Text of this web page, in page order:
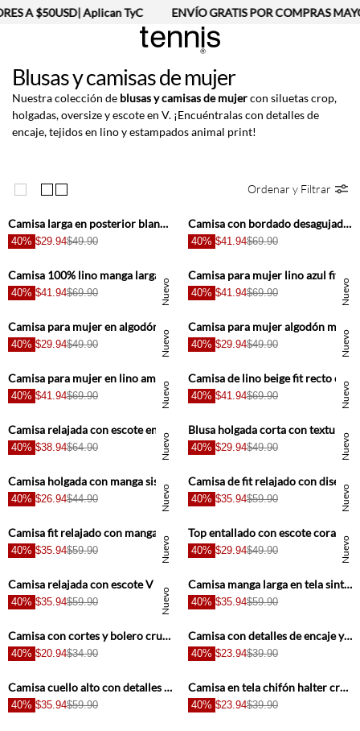
A $50USD| Aplican TyC ENVÍO GRATIS POR COMPRAS
Blusas y camisas de mujer
Nuestra colección de blusas y camisas de mujercon siluetas crop,
holgadas, oversize y escote en V. ¡Encuéntralas con detalles de
encaje, tejidos en lino y estampados animal print!
Ordenar y Filtrar
Camisa larga en posterior blanca para mujer
40% $29.94$49.90
Camisa con bordado desagujado para mujer
40% $41.94$69.90
+
Basicos
Nuevo
Camisa 100% lino manga larga blanca para mujer
40% $41.94$69.90 Nuevo
Camisa para mujer lino azul fit relajado con botones
40% $41.94$69.90
Nuevo
Camisa para mujer en algodón blanco oversize con manga larga
40% $29.94$49.90
+
Nuevo
Camisa para mujer algodón marrón corte holgado con mangas abullonadas
40% $29.94$49.90
+
Nuevo
Camisa para mujer en lino amarillo oversize manga larga
40% $41.94$69.90
+
Nuevo
Camisa de lino beige fit recto con bajo redondeado para mujer
40% $41.94$69.90
+
Nuevo
Camisa relajada con escote en V profundo en algodón blanco para mujer
40% $38.94$64.90
+
Nuevo
Blusa holgada corta con textura floral en encaje marfil para mujer
40% $29.94$49.90
+
Nuevo
Camisa holgada con manga sisa en algodón marfil para mujer
40% $26.94$44.90
+
Nuevo
Camisa de fit relajado con diseño de botones en los hombros en moka para mujer
40% $35.94$59.90
+
Nuevo
Camisa fit relajado con manga acampanada en marfil para mujer
40% $35.94$59.90
+
Nuevo
Top entallado con escote corazón fruncido de lino amarillo pastel para mujer
40% $29.94$49.90
+
Nuevo
Camisa relajada con escote V calado de algodón blanco para mujer
40% $35.94$59.90
+
Camisa manga larga en tela sintética café para mujer
40% $35.94$59.90
+
Camisa con cortes y bolero crudo para mujer
40% $20.94$34.90
+
Camisa con detalles de encaje y boleros crudo para mujer
40% $23.94$39.90
Camisa cuello alto con detalles de bolillo para mujer
40% $35.94$59.90
Camisa en tela chifón halter crudo para mujer
40% $23.94$39.90